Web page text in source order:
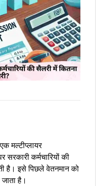
मल्टीप्लायर
कर्मचारियों की
है। इसे पिछले वेतनमान को
है।